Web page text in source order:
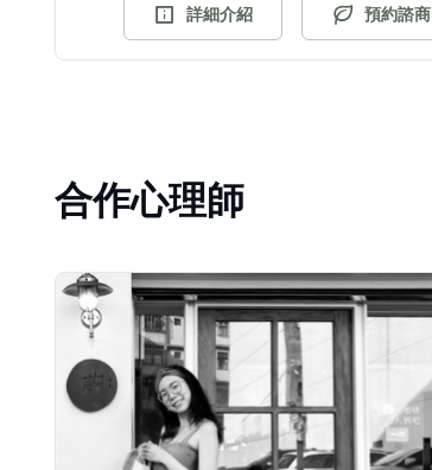
詳細介紹 預約諮商
合作心理師